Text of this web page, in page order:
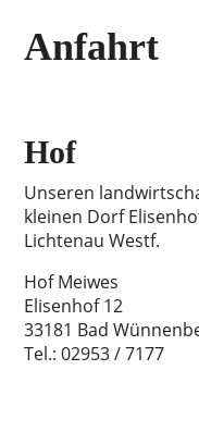
Anfahrt
Hof
Unseren
kleinen Dorf
Lichtenau Westf.
Hof Meiwes
Elisenhof 12
33181 Bad
Tel.: 02953 / 7177